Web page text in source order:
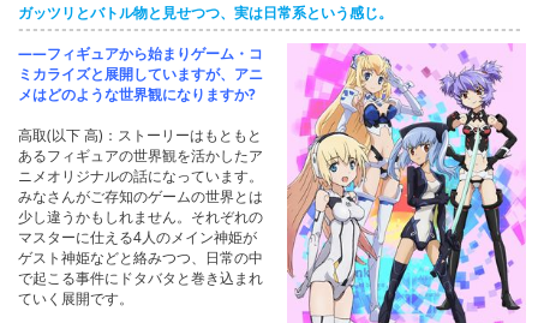
ガッツリとバトル物と見せつつ、実は日常系という感じ。
――フィギュアから始まりゲーム・コ
ミカライズと展開していますが、アニ
メはどのような世界観になりますか?
高取(以下 高)：ストーリーはもともと
あるフィギュアの世界観を活かしたア
ニメオリジナルの話になっています。
みなさんがご存知のゲームの世界とは
少し違うかもしれません。それぞれの
マスターに仕える4人のメイン神姫が
ゲスト神姫などと絡みつつ、日常の中
で起こる事件にドタバタと巻き込まれ
ていく展開です。